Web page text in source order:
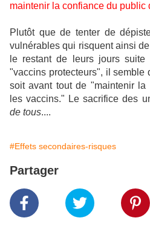
maintenir la confiance du public
Plutôt que de tenter de
vulnérables qui risquent ainsi
le restant de leurs jours
"vaccins protecteurs", il semble
soit avant tout de "maintenir
les vaccins." Le sacrifice des
de tous....
#Effets secondaires-risques
Partager